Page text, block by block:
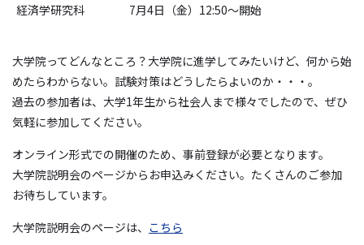
経済学研究科
7月4日（金）12:50～開始
大学院ってどんなところ？大学院に進学してみたいけど、何から始
めたらわからない。試験対策はどうしたらよいのか・・・。
過去の参加者は、大学1年生から社会人まで様々でしたので、ぜひ
気軽に参加してください。
オンライン形式での開催のため、事前登録が必要となります。
大学院説明会のページからお申込みください。たくさんのご参加
お待ちしています。
大学院説明会のページは、 こちら